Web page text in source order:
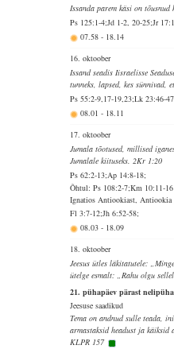
Issanda parem käsi on tõusnud
Ps 125:1-4;Jd 1-2, 20-25;Jr
07.58- 18.14
16. oktoober
Issand seadis Iisraelisse
tunneks, lapsed, kes sünnivad,
Ps 55:2-9,17-19,23;Lk 23:46-
08.01- 18.11
17. oktoober
Jumala tõotused, millised
Jumalale kiituseks. 2Kr 1:20
Ps 62:2-13;Ap 14:8-18;
Õhtul: Ps 108:2-7;Km 10:11-16
Ignatios Antiookiast,
Fl 3:7-12;Jh 6:52-58;
08.03- 18.09
18. oktoober
Jeesus ütles läkitatutele:
ütelge esmalt: „Rahu olgu
21. pühapäev pärast nelipüha
Jeesuse saadikud
Tema on andnud sulle teada,
armastaksid headust ja
KLPR 157